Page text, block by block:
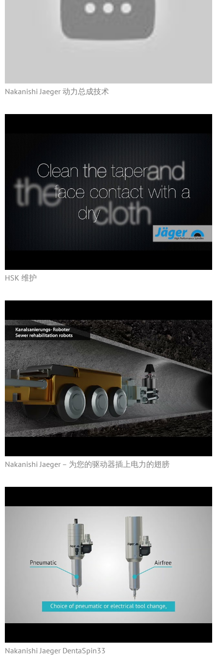
Nakanishi Jaeger 动力总成技术
HSK 维护
Nakanishi Jaeger – 为您的驱动器插上电力的翅膀
Nakanishi Jaeger DentaSpin33